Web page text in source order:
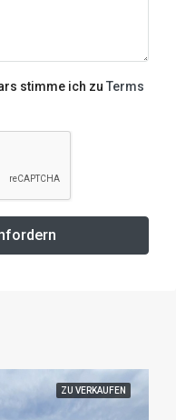
stimme ich zu Terms
ZU VERKAUFEN